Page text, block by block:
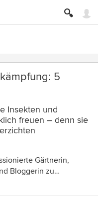
5
Insekten und
freuen – denn sie
Gärtnerin,
Bloggerin zu